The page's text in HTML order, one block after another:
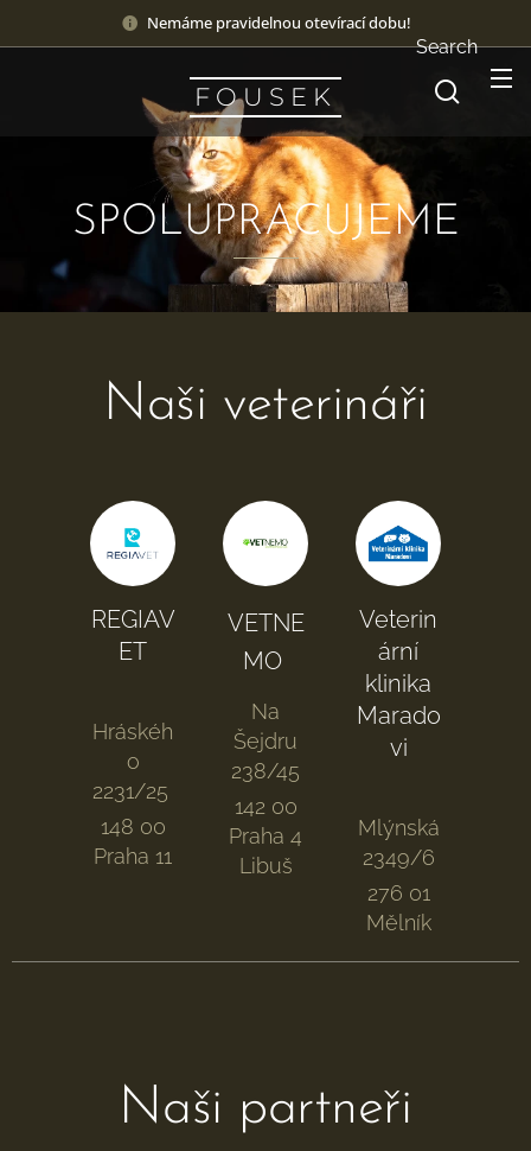
Nemáme pravidelnou otevírací dobu!
F O U S E K
Search
SPOLUPRACUJEME
Naši veterináři
REGIAV
ET
Hráskéh
o
2231/25
148 00
Praha 11
VETNE
MO
Na
Šejdru
238/45
142 00
Praha 4
Libuš
Veterin
ární
klinika
Marado
vi
Mlýnská
2349/6
276 01
Mělník
Naši partneři